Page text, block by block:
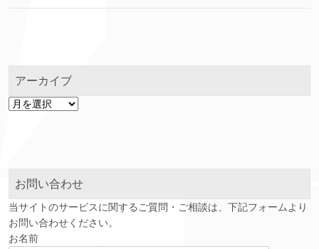
アーカイブ
ア
お問い合わせ
当サイトのサービスに関するご質問・ご相談は、下記フォームより
お問い合わせください。
お名前